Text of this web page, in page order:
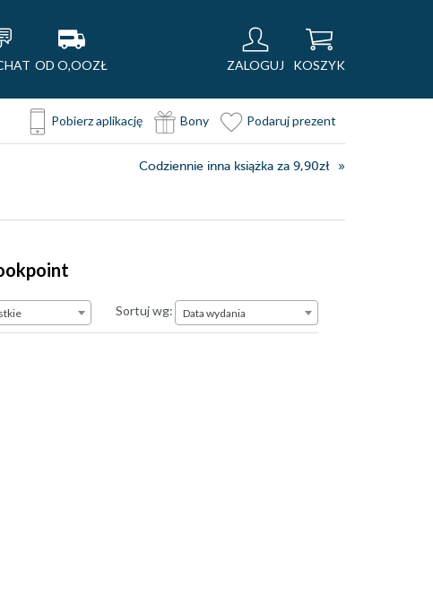
OD O,OOZŁ ZALOGUJ KOSZYK
Pobierz aplikację Bony Podaruj prezent
Codziennie inna książka za 9,90zł
Sortuj wg:Data wydania
Data wydania